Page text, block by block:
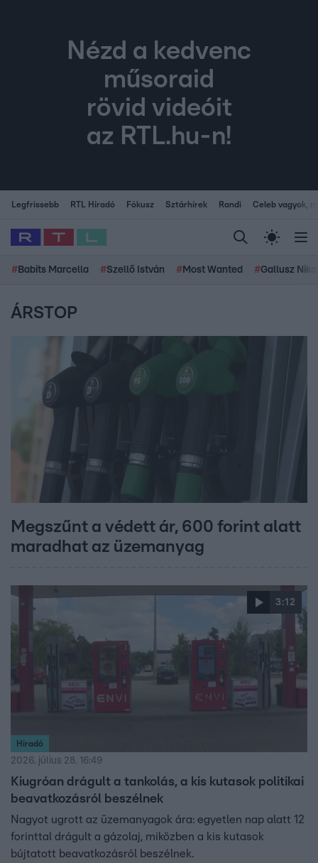
Nézd a kedvenc
műsoraid
rövid videóit
az RTL.hu-n!
Legfrissebb RTL Híradó Fókusz Sztárhírek Randi Celeb vagyok,
# Babits Marcella #Szellő István # Most Wanted #Gallusz
ÁRSTOP
Megszűnt a védett ár, 600 forint alatt
maradhat az üzemanyag
3:12
Híradó
2026. július 28. 16:49
Kiugróan drágult a tankolás, a kis kutasok politikai
beavatkozásról beszélnek
Nagyot ugrott az üzemanyagok ára: egyetlen nap alatt 12
forinttal drágult a gázolaj, miközben a kis kutasok
bújtatott beavatkozásról beszélnek.